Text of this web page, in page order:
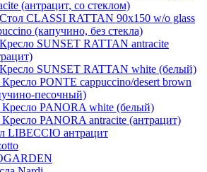
(антрацит, со стеклом)
CLASSI RATTAN 90х150 w/o glass
(капучино, без стекла)
SUNSET RATTAN antracite
SUNSET RATTAN white (белый)
PONTE cappuccino/desert brown
песочный)
PANORA white (белый)
PANORA antracite (антрацит)
LIBECCIO антрацит